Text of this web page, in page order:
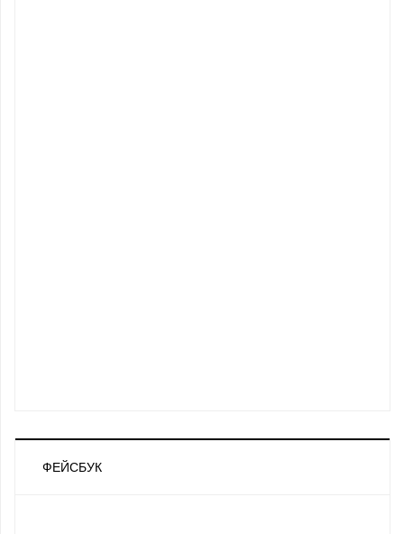
ФЕЙСБУК